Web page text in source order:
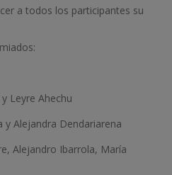
a todos los participantes su
Leyre Ahechu
y Alejandra Dendariarena
Alejandro Ibarrola, María